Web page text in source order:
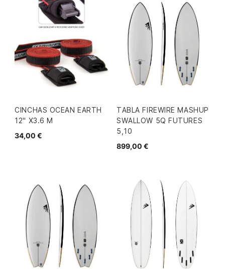
CINCHAS OCEAN EARTH
12" X3.6 M
34,00 €
TABLA FIREWIRE MASHUP
SWALLOW 5Q FUTURES
5,10
899,00 €